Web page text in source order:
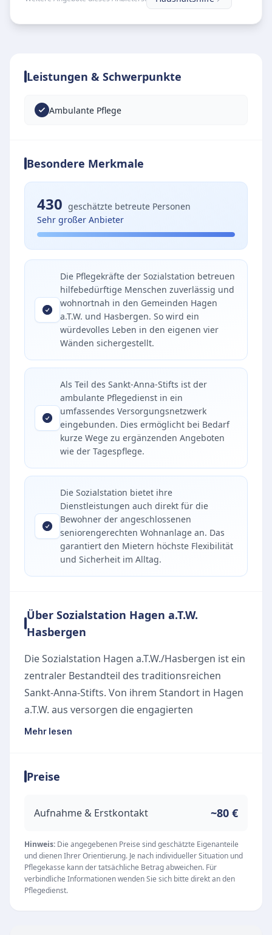
Leistungen & Schwerpunkte
Ambulante Pflege
Besondere Merkmale
430 geschätzte betreute Personen
Sehr großer Anbieter
Die Pflegekräfte der Sozialstation betreuen
hilfebedürftige Menschen zuverlässig und
wohnortnah in den Gemeinden Hagen
a.T.W. und Hasbergen. So wird ein
würdevolles Leben in den eigenen vier
Wänden sichergestellt.
Als Teil des Sankt-Anna-Stifts ist der
ambulante Pflegedienst in ein
umfassendes Versorgungsnetzwerk
eingebunden. Dies ermöglicht bei Bedarf
kurze Wege zu ergänzenden Angeboten
wie der Tagespflege.
Die Sozialstation bietet ihre
Dienstleistungen auch direkt für die
Bewohner der angeschlossenen
seniorengerechten Wohnanlage an. Das
garantiert den Mietern höchste Flexibilität
und Sicherheit im Alltag.
Über Sozialstation Hagen a.T.W.
Hasbergen
Die Sozialstation Hagen a.T.W./Hasbergen ist ein
zentraler Bestandteil des traditionsreichen
Sankt-Anna-Stifts. Von ihrem Standort in Hagen
a.T.W. aus versorgen die engagierten
Pflegekräfte hilfebedürftige Menschen in den
des ambulanten Pflegedienstes ist es, den
selbstbestimmtes Leben in der vertrauten
Umfassende ambulante Pflege und Betreuung
Das Angebot der Sozialstation richtet sich an
Menschen, die aufgrund von Alter, Krankheit
oder nachlassenden Kräften auf professionelle
Unterstützung angewiesen sind. Durch die enge
Mehr lesen
Preise
Aufnahme & Erstkontakt ~80 €
Hinweis: Die angegebenen Preise sind geschätzte Eigenanteile
und dienen Ihrer Orientierung. Je nach individueller Situation und
Pflegekasse kann der tatsächliche Betrag abweichen. Für
verbindliche Informationen wenden Sie sich bitte direkt an den
Pflegedienst.